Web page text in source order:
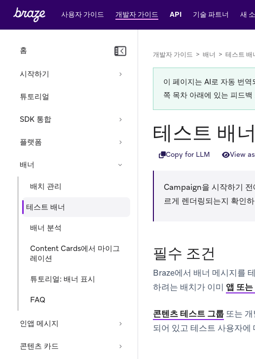
사용자 가이드 개발자 가이드 API 기술 파트너 새
홈
시작하기
튜토리얼
SDK 통합
플랫폼
배너
배치 관리
테스트 배너
배너 분석
Content Cards에서 마이그
레이션
튜토리얼: 배너 표시
FAQ
인앱 메시지
콘텐츠 카드
개발자 가이드 > 배너 > 테스트 배
이 페이지는 AI로 자동 번
쪽 목차 아래에 있는 피드
테스트 배너
Copy for LLM View
Campaign을 시작하기
르게 렌더링되는지 확인
필수 조건
Braze에서 배너 메시지를
하려는 배치가 이미 앱 또
콘텐츠 테스트 그룹 또는
되어 있고 테스트 사용자